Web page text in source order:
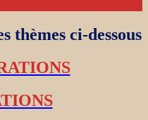
thèmes ci-dessous